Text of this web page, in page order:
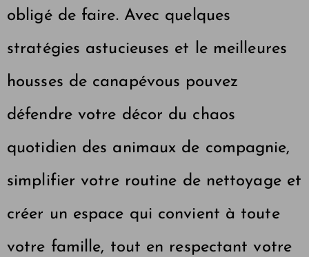
obligé de faire. Avec quelques
stratégies astucieuses et le meilleures
housses de canapévous pouvez
défendre votre décor du chaos
quotidien des animaux de compagnie,
simplifier votre routine de nettoyage et
créer un espace qui convient à toute
votre famille, tout en respectant votre